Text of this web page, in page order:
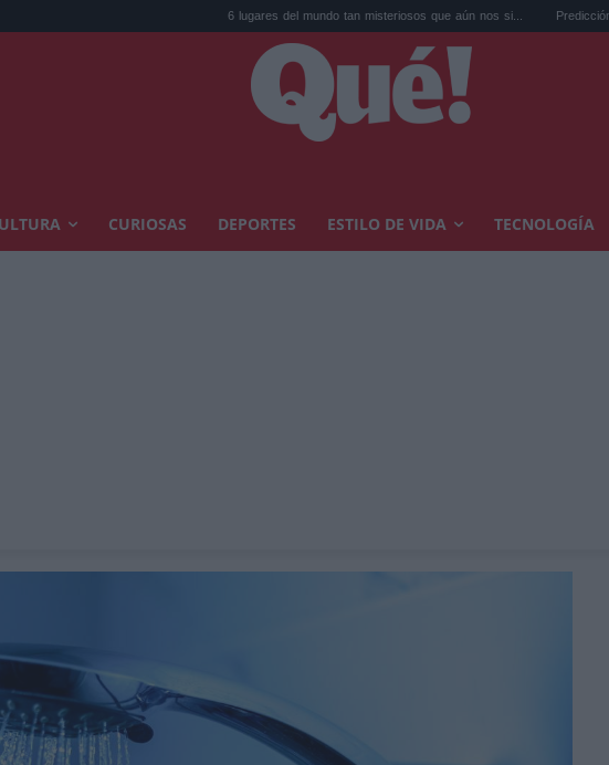
6 lugares del mundo tan misteriosos que aún nos si... Predicción para el
CURIOSAS DEPORTES ESTILO DE VIDA TECNOLOGÍA